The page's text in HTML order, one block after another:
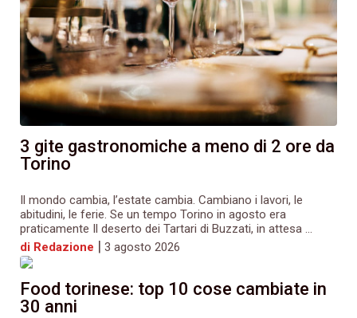
3 gite gastronomiche a meno di 2 ore da
Torino
Il mondo cambia, l’estate cambia. Cambiano i lavori, le
abitudini, le ferie. Se un tempo Torino in agosto era
praticamente Il deserto dei Tartari di Buzzati, in attesa ...
di Redazione | 3 agosto 2026
Food torinese: top 10 cose cambiate in
30 anni